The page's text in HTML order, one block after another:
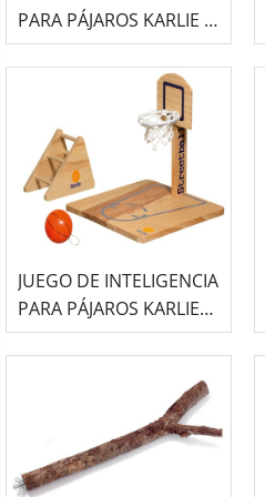
PARA PÁJAROS KARLIE -
45CM x 9CM
JUEGO DE INTELIGENCIA
PARA PÁJAROS KARLIE
STREETBALL